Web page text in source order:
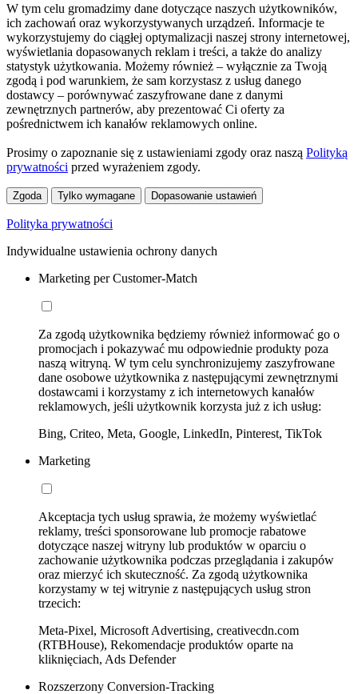
W tym celu gromadzimy dane dotyczące naszych użytkowników,
ich zachowań oraz wykorzystywanych urządzeń. Informacje te
wykorzystujemy do ciągłej optymalizacji naszej strony internetowej,
wyświetlania dopasowanych reklam i treści, a także do analizy
statystyk użytkowania. Możemy również – wyłącznie za Twoją
zgodą i pod warunkiem, że sam korzystasz z usług danego
dostawcy – porównywać zaszyfrowane dane z danymi
zewnętrznych partnerów, aby prezentować Ci oferty za
pośrednictwem ich kanałów reklamowych online.
Prosimy o zapoznanie się z ustawieniami zgody oraz naszą Polityką
prywatności przed wyrażeniem zgody.
Zgoda Tylko wymagane Dopasowanie ustawień
Polityka prywatności
Indywidualne ustawienia ochrony danych
Marketing per Customer-Match
Za zgodą użytkownika będziemy również informować go o
promocjach i pokazywać mu odpowiednie produkty poza
naszą witryną. W tym celu synchronizujemy zaszyfrowane
dane osobowe użytkownika z następującymi zewnętrznymi
dostawcami i korzystamy z ich internetowych kanałów
reklamowych, jeśli użytkownik korzysta już z ich usług:
Bing, Criteo, Meta, Google, LinkedIn, Pinterest, TikTok
Marketing
Akceptacja tych usług sprawia, że możemy wyświetlać
reklamy, treści sponsorowane lub promocje rabatowe
dotyczące naszej witryny lub produktów w oparciu o
zachowanie użytkownika podczas przeglądania i zakupów
oraz mierzyć ich skuteczność. Za zgodą użytkownika
korzystamy w tej witrynie z następujących usług stron
trzecich:
Meta-Pixel, Microsoft Advertising, creativecdn.com
(RTBHouse), Rekomendacje produktów oparte na
kliknięciach, Ads Defender
Rozszerzony Conversion-Tracking